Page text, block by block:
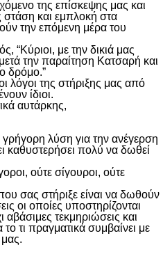
της επίσκεψης μας και
στάση και εμπλοκή στα
την επόμενη μέρα του
“Κύριοι, με την δικιά μας
την παραίτηση Κατσαρή και
δρόμο.”
λόγοι της στήριξης μας από
ίδιοι.
αυτάρκης,
λύση για την ανέγερση
καθυστερήσει πολύ να δωθεί
ούτε σίγουροι, ούτε
σας στήριξε είναι να δωθούν
οι οποίες υποστηρίζονται
τεκμηριώσεις και
τι πραγματικά συμβαίνει με